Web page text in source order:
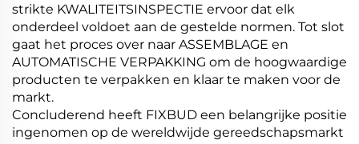
strikte KWALITEITSINSPECTIE ervoor dat elk
onderdeel voldoet aan de gestelde normen. Tot slot
gaat het proces over naar ASSEMBLAGE en
AUTOMATISCHE VERPAKKING om de hoogwaardige
producten te verpakken en klaar te maken voor de
markt.
Concluderend heeft FIXBUD een belangrijke positie
ingenomen op de wereldwijde gereedschapsmarkt